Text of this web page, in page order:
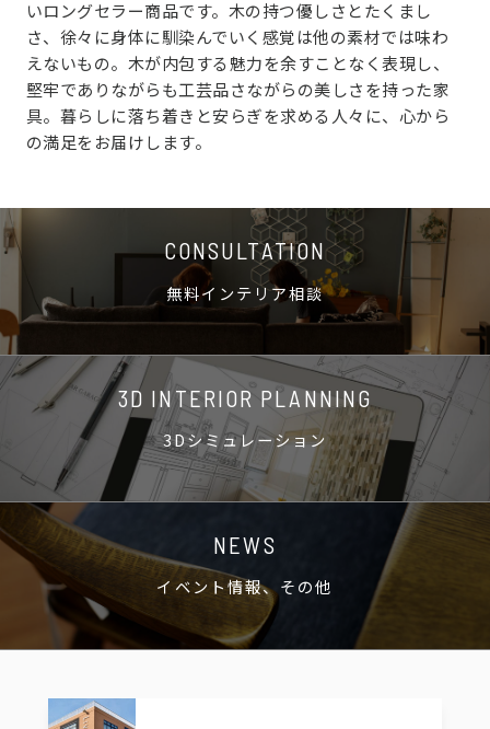
いロングセラー商品です。木の持つ優しさとたくまし
さ、徐々に身体に馴染んでいく感覚は他の素材では味わ
えないもの。木が内包する魅力を余すことなく表現し、
堅牢でありながらも工芸品さながらの美しさを持った家
具。暮らしに落ち着きと安らぎを求める人々に、心から
の満足をお届けします。
CONSULTATION
無料インテリア相談
3D INTERIOR PLANNING
3Dシミュレーション
NEWS
イベント情報、その他